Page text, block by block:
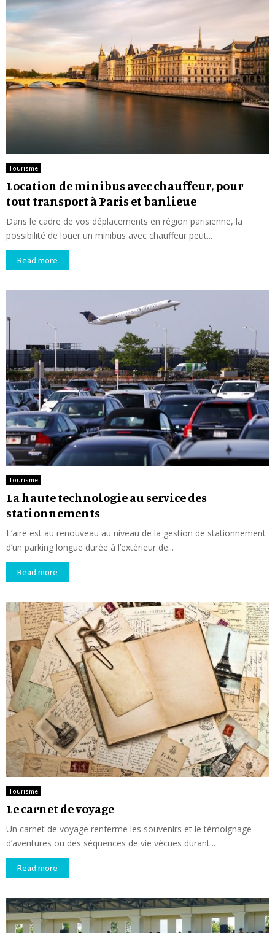
Tourisme
Location de minibus avec chauffeur, pour
tout transport à Paris et banlieue
Dans le cadre de vos déplacements en région parisienne, la
possibilité de louer un minibus avec chauffeur peut...
Read more
Tourisme
La haute technologie au service des
stationnements
L’aire est au renouveau au niveau de la gestion de stationnement
d’un parking longue durée à l’extérieur de...
Read more
Tourisme
Le carnet de voyage
Un carnet de voyage renferme les souvenirs et le témoignage
d’aventures ou des séquences de vie vécues durant...
Read more